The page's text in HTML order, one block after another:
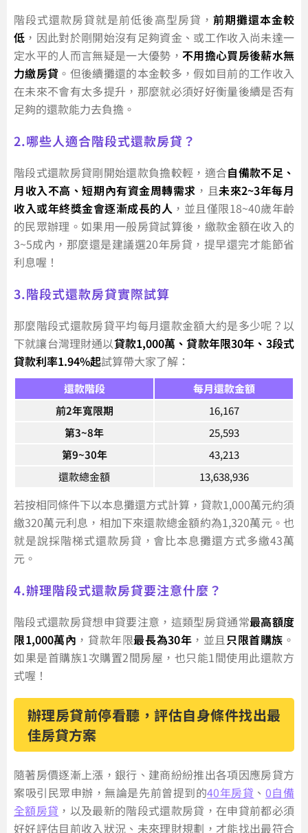
階段式還款房貸就是前低後高型房貸， 前期攤還本金較
低 ，因此對於剛開始沒有足夠資金、或工作收入尚未達一
定水平的人而言無疑是一大優勢， 不用擔心買房後薪水無
力繳房貸 。但後續攤還的本金較多，假如目前的工作收入
在未來不會有太多提升，那麼就必須好好衡量後續是否有
足夠的還款能力去負擔。
2.哪些人適合階段式還款房貸？
階段式還款房貸剛開始還款負擔較輕，適合自備款不足、
月收入不高、短期內有資金周轉需求 ，且未來2~3年每月
收入或年終獎金會逐漸成長的人 ，並且僅限18~40歲年齡
的民眾辦理。如果用一般房貸試算後，繳款金額在收入的
3~5成內，那麼還是建議選20年房貸，提早還完才能節省
利息喔！
3.階段式還款房貸實際試算
那麼階段式還款房貸平均每月還款金額大約是多少呢？以
下就讓台灣理財通以貸款1,000萬、貸款年限30年、3段式
貸款利率1.94%起試算帶大家了解：
還款階段
每月還款金額
前2年寬限期
16,167
第3~8年
25,593
第9~30年
43,213
還款總金額
13,638,936
若按相同條件下以本息攤還方式計算，貸款1,000萬元約須
繳320萬元利息，相加下來還款總金額約為1,320萬元。也
就是說採階梯式還款房貸，會比本息攤還方式多繳43萬
元。
4.辦理階段式還款房貸要注意什麼？
階段式還款房貸想申貸要注意，這類型房貸通常最高額度
限1,000萬內 ，貸款年限最長為30年 ，並且只限首購族 。
如果是首購族1次購置2間房屋，也只能1間使用此還款方
式喔！
辦理房貸前停看聽，評估自身條件找出最
佳房貸方案
隨著房價逐漸上漲，銀行、建商紛紛推出各項因應房貸方
案吸引民眾申辦，無論是先前曾提到的40年房貸 、 0自備
全額房貸 ，以及最新的階段式還款房貸，在申貸前都必須
好好評估目前收入狀況、未來理財規劃，才能找出最符合